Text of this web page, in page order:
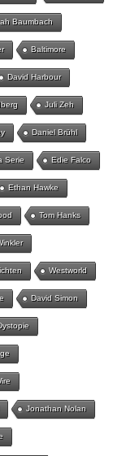
Baumbach
Baltimore
David Harbour
Juli Zeh
Daniel Brühl
Serie Edie Falco
Ethan Hawke
Tom Hanks
Westworld
David Simon
Jonathan Nolan